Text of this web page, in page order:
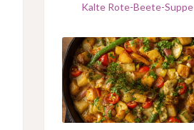
Kalte Rote-Beete-Suppe